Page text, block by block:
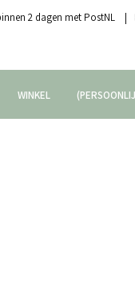
2 dagen met
WINKEL